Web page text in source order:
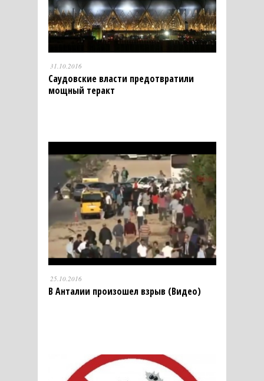
31.10.2016
Саудовские власти предотвратили
мощный теракт
25.10.2016
В Анталии произошел взрыв (Видео)